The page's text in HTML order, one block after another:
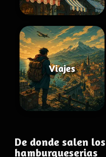
Viajes
De donde salen
hamburgueserias